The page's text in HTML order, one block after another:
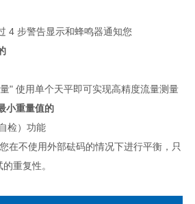
4 步警告显示和蜂鸣器通知您
" 使用单个天平即可实现高精度流量测量
小重量值的
检）功能
在不使用外部砝码的情况下进行平衡，只
重复性。